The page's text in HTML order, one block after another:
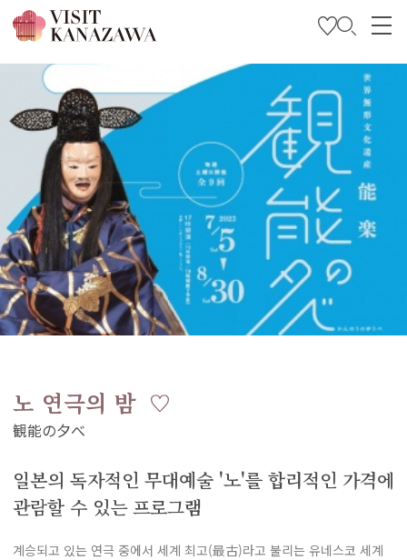
관광
여행 계획 세우기
Travel Trade and Media
Languages
노 연극의 밤
일본의 독자적인 무대예술 '노'를 합리적인 가격에
관람할 수 있는 프로그램
계승되고 있는 연극 중에서 세계 최고(最古)라고 불리는 유네스코 세계